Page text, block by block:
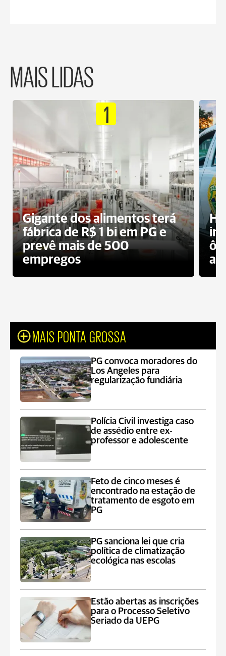
MAIS LIDAS
1
Gigante dos alimentos terá
fábrica de R$ 1 bi em PG e
prevê mais de 500
empregos
MAIS PONTA GROSSA
PG convoca moradores do
Los Angeles para
regularização fundiária
Polícia Civil investiga caso
de assédio entre ex-
professor e adolescente
Feto de cinco meses é
encontrado na estação de
tratamento de esgoto em
PG
PG sanciona lei que cria
política de climatização
ecológica nas escolas
Estão abertas as inscrições
para o Processo Seletivo
Seriado da UEPG